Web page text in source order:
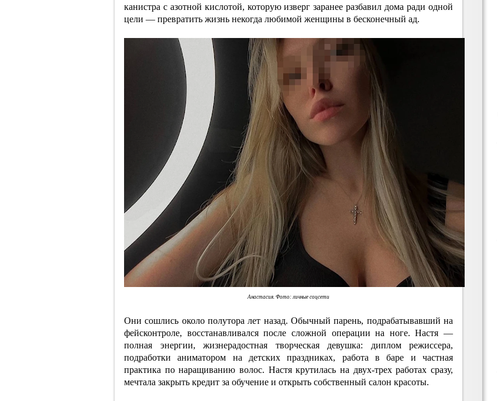
канистра с азотной кислотой, которую изверг заранее разбавил дома ради одной
цели — превратить жизнь некогда любимой женщины в бесконечный ад.
Анастасия. Фото: личные соцсети
Они сошлись около полутора лет назад. Обычный парень, подрабатывавший на
фейсконтроле, восстанавливался после сложной операции на ноге. Настя —
полная энергии, жизнерадостная творческая девушка: диплом режиссера,
подработки аниматором на детских праздниках, работа в баре и частная
практика по наращиванию волос. Настя крутилась на двух-трех работах сразу,
мечтала закрыть кредит за обучение и открыть собственный салон красоты.